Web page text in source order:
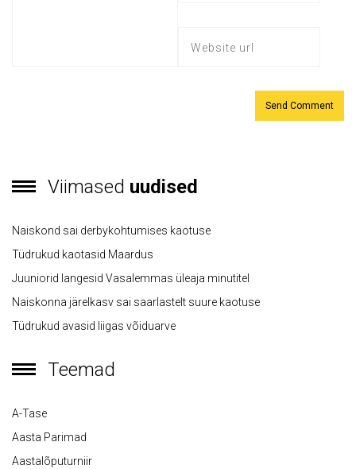
Viimased uudised
Naiskond sai derbykohtumises kaotuse
Tüdrukud kaotasid Maardus
Juuniorid langesid Vasalemmas üleaja minutitel
Naiskonna järelkasv sai saarlastelt suure kaotuse
Tüdrukud avasid liigas võiduarve
Teemad
A-Tase
Aasta Parimad
Aastalõputurniir